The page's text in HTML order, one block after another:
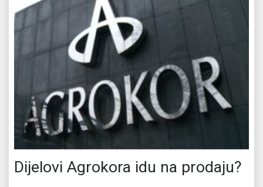
Dijelovi Agrokora idu na prodaju?